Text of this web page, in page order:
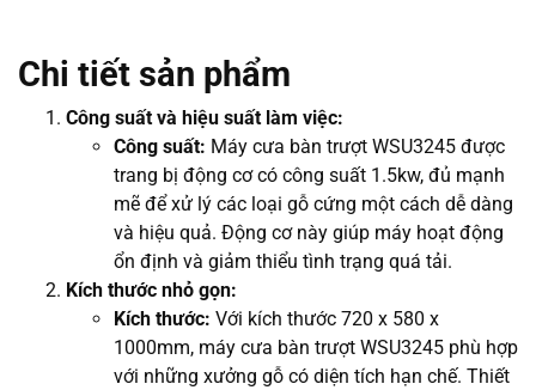
Chi tiết sản phẩm
Công suất và hiệu suất làm việc:
Công suất: Máy cưa bàn trượt WSU3245 được
trang bị động cơ có công suất 1.5kw, đủ mạnh
mẽ để xử lý các loại gỗ cứng một cách dễ dàng
và hiệu quả. Động cơ này giúp máy hoạt động
ổn định và giảm thiểu tình trạng quá tải.
Kích thước nhỏ gọn:
Kích thước: Với kích thước 720 x 580 x
1000mm, máy cưa bàn trượt WSU3245 phù hợp
với những xưởng gỗ có diện tích hạn chế. Thiết